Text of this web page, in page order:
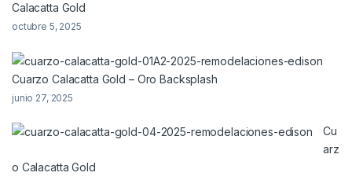
Calacatta Gold
octubre 5, 2025
Cuarzo Calacatta Gold – Oro Backsplash
junio 27, 2025
Cu
arz
o Calacatta Gold